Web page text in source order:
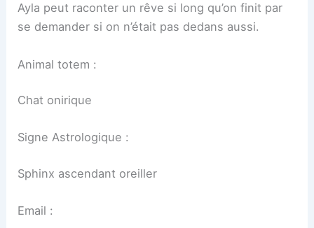
Ayla peut raconter un rêve si long qu’on finit par
se demander si on n’était pas dedans aussi.
Animal totem :
Chat onirique
Signe Astrologique :
Sphinx ascendant oreiller
Email :